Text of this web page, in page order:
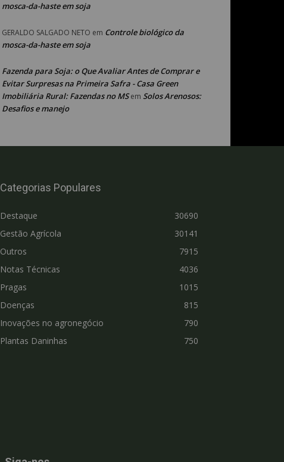
mosca-da-haste em soja
GERALDO SALGADO NETO em Controle biológico da
mosca-da-haste em soja
Fazenda para Soja: o Que Avaliar Antes de Comprar e
Evitar Surpresas na Primeira Safra - Casa Green
Imobiliária Rural: Fazendas no MSem Solos Arenosos:
Desafios e manejo
Categorias Populares
Destaque
30690
Gestão Agrícola
30141
Outros
7915
Notas Técnicas
4036
Pragas
1015
Doenças
815
Inovações no agronegócio
790
Plantas Daninhas
750